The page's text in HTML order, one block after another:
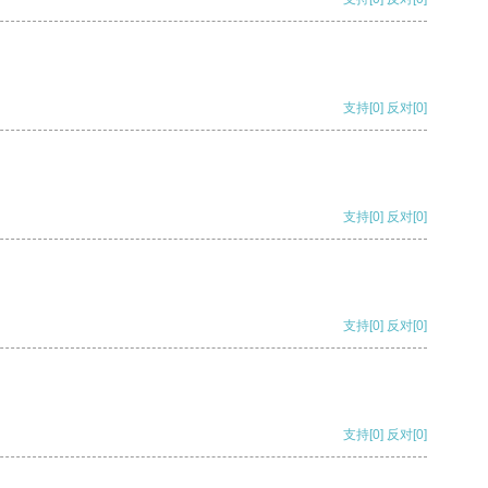
支持[0] 反对[0]
支持[0] 反对[0]
支持[0] 反对[0]
支持[0] 反对[0]